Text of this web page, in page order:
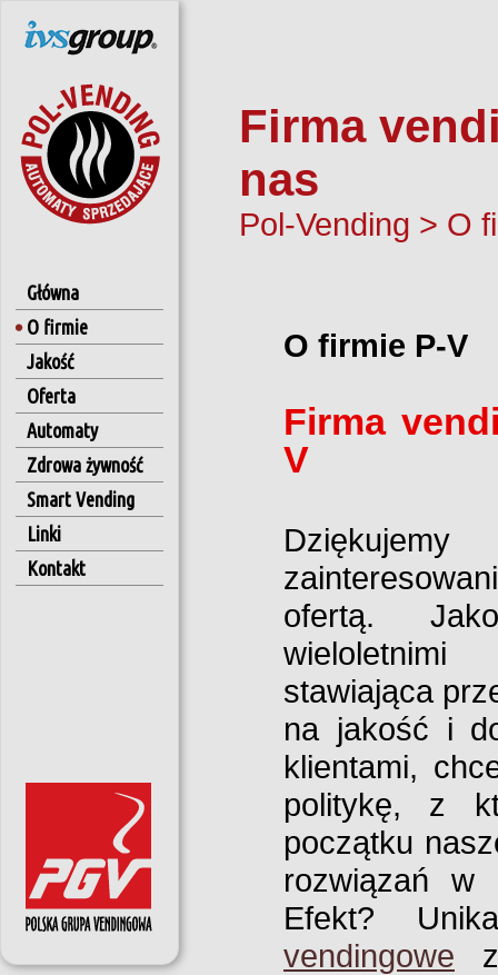
Główna
O firmie
Jakość
Oferta
Automaty
Zdrowa żywność
Smart Vending
Linki
Kontakt
Firma
nas
Pol-Vending > O
O firmie P-V
Firma
V
ofertą.
stawiająca
na jakość i
klientami,
politykę, z
początku
rozwiązań w
Efekt?
vendingowe